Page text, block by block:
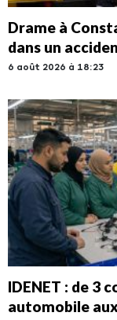
Drame à
dans un
6 août 2026 à 18:23
IDENET : de 3
automobile